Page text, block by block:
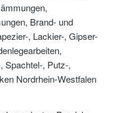
Brand- und
, Lackier-, Gipser-
Spachtel-, Putz-,
Nordrhein-Westfalen